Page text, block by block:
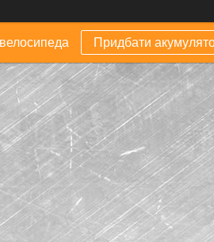
Придбати